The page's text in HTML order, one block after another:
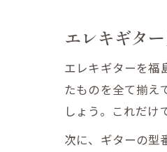
エレキギタ
エレキギターを福
たものを全て揃え
しょう。これだけ
次に、ギターの型